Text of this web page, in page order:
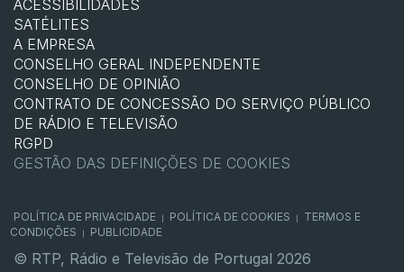
ACESSIBILIDADES
SATÉLITES
A EMPRESA
CONSELHO GERAL INDEPENDENTE
CONSELHO DE OPINIÃO
CONTRATO DE CONCESSÃO DO SERVIÇO PÚBLICO
DE RÁDIO E TELEVISÃO
RGPD
GESTÃO DAS DEFINIÇÕES DE COOKIES
POLÍTICA DE PRIVACIDADE POLÍTICA DE COOKIES
TERMOS E
CONDIÇÕES
PUBLICIDADE
© RTP, Rádio e Televisão de Portugal 2026